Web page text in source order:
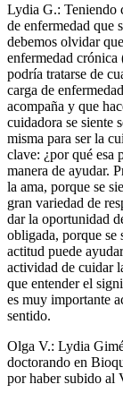
Lydia G.: Teniendo
de enfermedad que
debemos olvidar
enfermedad crónica
podría tratarse de
carga de
acompaña y que
cuidadora se siente
misma para ser la
clave: ¿por qué esa
manera de ayudar.
la ama, porque se
gran variedad de
dar la oportunidad
obligada, porque se
actitud puede
actividad de cuidar
que entender el
es muy importante
sentido.
Olga V.: Lydia
doctorando en
por haber subido al